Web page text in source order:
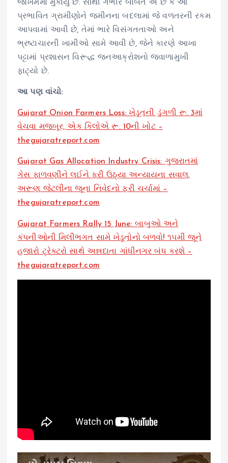
જોખમમાં મુકાયું છે. સૌથી ગંભીર બાબત એ છે કે આ
પ્રભાવિત ગ્રામીણોને જમીનના બદલામાં જે વળતરની રકમ
આપવામાં આવી છે, તેમાં ભારે વિસંગતતાઓ અને
ભ્રષ્ટાચારની ખામીઓ સામે આવી છે, જેને કારણે આખા
પટ્ટામાં પ્રશાસન વિરૂદ્ધ જનઆક્રોશનો જ્વાળામુખી
ફાટ્યો છે.
આ પણ વાંચો:
Gujarat Onion Farmers Loss: ખેડૂતની ડુંગળી રૂ. 3માં
વેચવા મજબૂર, એક કિલોએ રૂ. 10ની ખોટ –
thegujaratreport.com
Gujarat Gas Allocation Industry Crisis: ગુજરાતમાં
ગેસ ફાળવણીને લઈને ફરી ઉઠ્યા અન્યાયના સવાલ,
અરૂણ જેટલીના જૂના નિવેદનો ફરી ચર્ચામાં –
thegujaratreport.com
Gujarat Farmers Rally 15 June: બાબુઓ અને
કંપનીઓની મિલીભગત સામે ખેડૂતોનો બળવો! ૧૫મી જૂને
હજારો ટ્રેક્ટરો સાથે અન્નદાતા ગાંધીનગર બંધ કરશે –
thegujaratreport.com